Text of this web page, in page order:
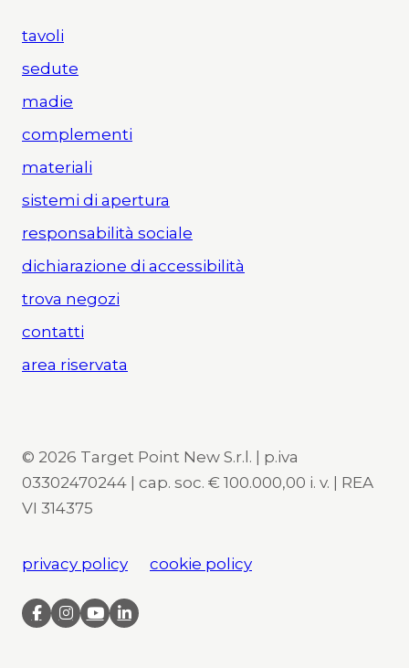
tavoli
sedute
madie
complementi
materiali
sistemi di apertura
responsabilità sociale
dichiarazione di accessibilità
trova negozi
contatti
area riservata
© 2026 Target Point New S.r.l. | p.iva
03302470244 | cap. soc. € 100.000,00 i. v. | REA
VI 314375
privacy policy cookie policy